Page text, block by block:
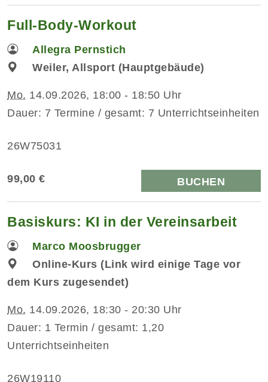
Full-Body-Workout
Allegra Pernstich
Weiler, Allsport (Hauptgebäude)
Mo. 14.09.2026, 18:00 - 18:50 Uhr
Dauer: 7 Termine / gesamt: 7 Unterrichtseinheiten
26W75031
99,00 € BUCHEN
Basiskurs: KI in der Vereinsarbeit
Marco Moosbrugger
Online-Kurs (Link wird einige Tage vor
dem Kurs zugesendet)
Mo. 14.09.2026, 18:30 - 20:30 Uhr
Dauer: 1 Termin / gesamt: 1,20
Unterrichtseinheiten
26W19110